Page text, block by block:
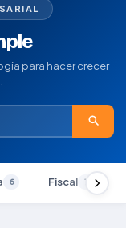
para hacer crecer
6 Fiscal 7